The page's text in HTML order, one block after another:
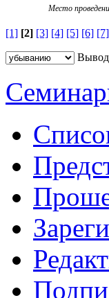
Место
[1] [2] [3] [4] [5] [6] [7]